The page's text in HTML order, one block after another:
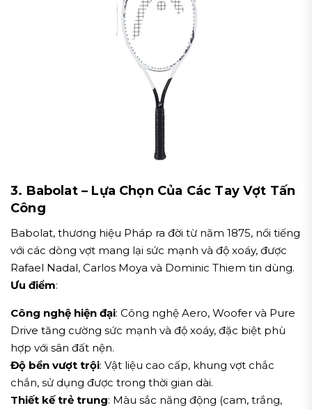
3. Babolat – Lựa Chọn Của Các Tay Vợt Tấn
Công
Babolat, thương hiệu Pháp ra đời từ năm 1875, nổi tiếng
với các dòng vợt mang lại sức mạnh và độ xoáy, được
Rafael Nadal, Carlos Moya và Dominic Thiem tin dùng.
Ưu điểm:
Công nghệ hiện đại: Công nghệ Aero, Woofer và Pure
Drive tăng cường sức mạnh và độ xoáy, đặc biệt phù
hợp với sân đất nện.
Độ bền vượt trội: Vật liệu cao cấp, khung vợt chắc
chắn, sử dụng được trong thời gian dài.
Thiết kế trẻ trung: Màu sắc năng động (cam, trắng,